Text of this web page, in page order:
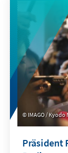
II? Wie ist
aussehen?
finden Sie
IMAGO / Kyodo
Präsident